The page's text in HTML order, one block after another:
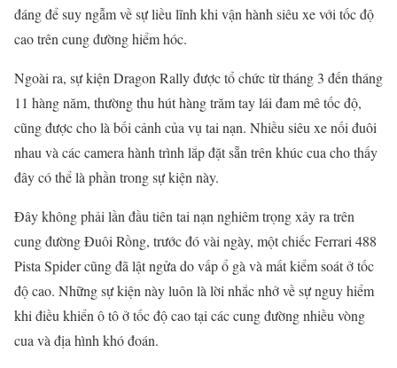
đáng để suy ngẫm về sự liều lĩnh khi vận hành siêu xe với tốc độ
cao trên cung đường hiểm hóc.
Ngoài ra, sự kiện Dragon Rally được tổ chức từ tháng 3 đến tháng
11 hàng năm, thường thu hút hàng trăm tay lái đam mê tốc độ,
cũng được cho là bối cảnh của vụ tai nạn. Nhiều siêu xe nối đuôi
nhau và các camera hành trình lắp đặt sẵn trên khúc cua cho thấy
đây có thể là phần trong sự kiện này.
Đây không phải lần đầu tiên tai nạn nghiêm trọng xảy ra trên
cung đường Đuôi Rồng, trước đó vài ngày, một chiếc Ferrari 488
Pista Spider cũng đã lật ngửa do vấp ổ gà và mất kiểm soát ở tốc
độ cao. Những sự kiện này luôn là lời nhắc nhở về sự nguy hiểm
khi điều khiển ô tô ở tốc độ cao tại các cung đường nhiều vòng
cua và địa hình khó đoán.